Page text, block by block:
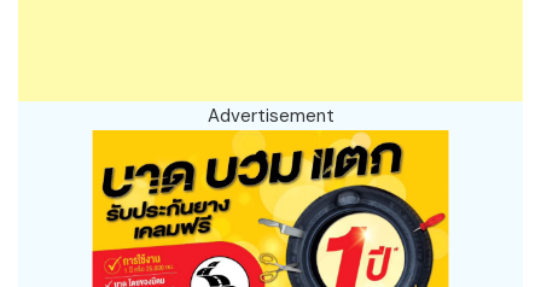
Advertisement